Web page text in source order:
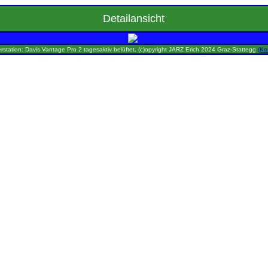
Detailansicht
Davis Vantage Pro 2 tagesaktiv belüftet, (c)opyright JARZ Erich 2024 Graz-Stattegg